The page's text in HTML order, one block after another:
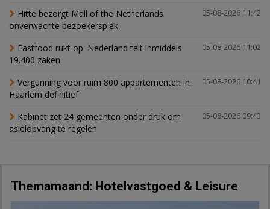
05-08-2026 11:42
Hitte bezorgt Mall of the Netherlands
onverwachte bezoekerspiek
05-08-2026 11:02
Fastfood rukt op: Nederland telt inmiddels
19.400 zaken
05-08-2026 10:41
Vergunning voor ruim 800 appartementen in
Haarlem definitief
05-08-2026 09:43
Kabinet zet 24 gemeenten onder druk om
asielopvang te regelen
Themamaand: Hotelvastgoed & Leisure